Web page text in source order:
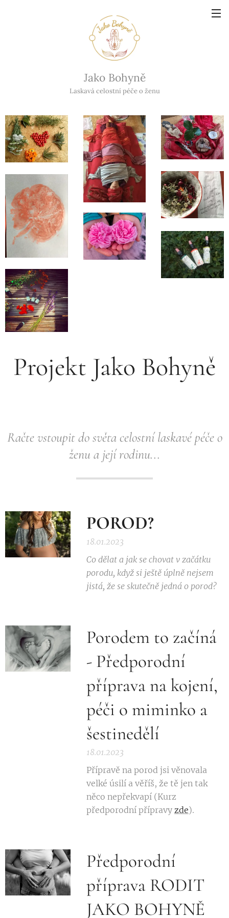
Jako Bohyně
Laskavá celostní péče o ženu
Projekt Jako Bohyně
Račte vstoupit do světa celostní laskavé péče o
ženu a její rodinu...
POROD?
18.01.2023
Co dělat a jak se chovat v začátku
porodu, když si ještě úplně nejsem
jistá, že se skutečně jedná o porod?
Porodem to začíná
- Předporodní
příprava na kojení,
péči o miminko a
šestinedělí
18.01.2023
Přípravě na porod jsi věnovala
velké úsilí a věříš, že tě jen tak
něco nepřekvapí (Kurz
předporodní přípravy zde).
Předporodní
příprava RODIT
JAKO BOHYNĚ